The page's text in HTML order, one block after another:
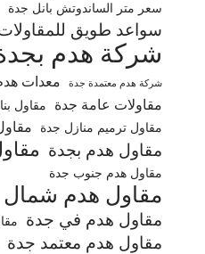
سعر متر الساندوتش بانل جدة
سواعد طويق
شركة هدم
شركة هدم معتمدة جدة معدات
مقاولات عامة جدة مقاول
مقاول ترميم منازل جدة
مقاول هدم بجدة
مقاول هدم جنوب جدة
مقاول هدم
مقاول هدم في جدة
مقاول هدم معتمد جدة